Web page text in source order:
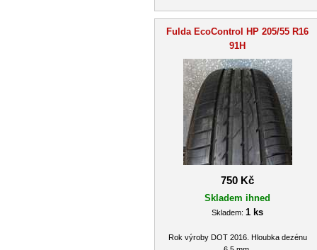
Fulda EcoControl HP 205/55 R16
91H
750 Kč
Skladem ihned
Skladem: 1 ks
Rok výroby DOT 2016. Hloubka dezénu